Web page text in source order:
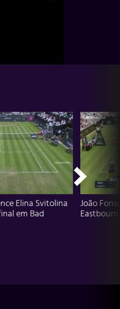
Elina Svitolina
em Bad
João